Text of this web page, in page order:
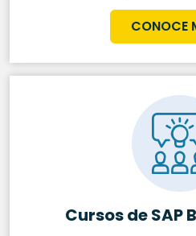
CONOCE
Cursos de SAP